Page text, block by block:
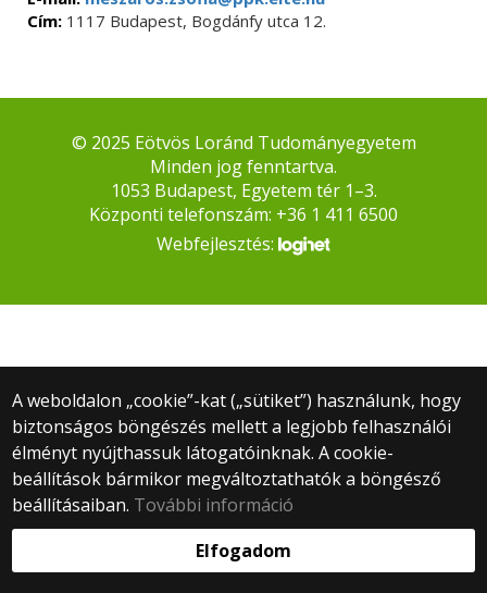
Cím: 1117 Budapest, Bogdánfy utca 12.
A weboldalon „cookie”-kat („sütiket”) használunk, hogy
biztonságos böngészés mellett a legjobb felhasználói
élményt nyújthassuk látogatóinknak. A cookie-
beállítások bármikor megváltoztathatók a böngésző
beállításaiban. További információ
Elfogadom
© 2025 Eötvös Loránd Tudományegyetem
Minden jog fenntartva.
1053 Budapest, Egyetem tér 1–3.
Központi telefonszám: +36 1 411 6500
Webfejlesztés: